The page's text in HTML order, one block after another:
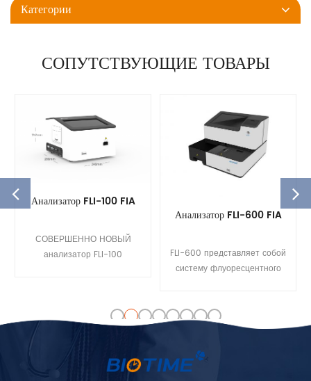
Категории
СОПУТСТВУЮЩИЕ ТОВАРЫ
Анализатор FLI-100 FIA
СОВЕРШЕННО НОВЫЙ
анализатор FLI-100
стремлении к простоте,
обеспечению качества и
безопасности данных для
организаций
Анализатор FLI-600 FIA
FLI-600 представляет собой
систему флуоресцентного
мочу для измерения
количественной
аналита. Его
автоматизированный процесс